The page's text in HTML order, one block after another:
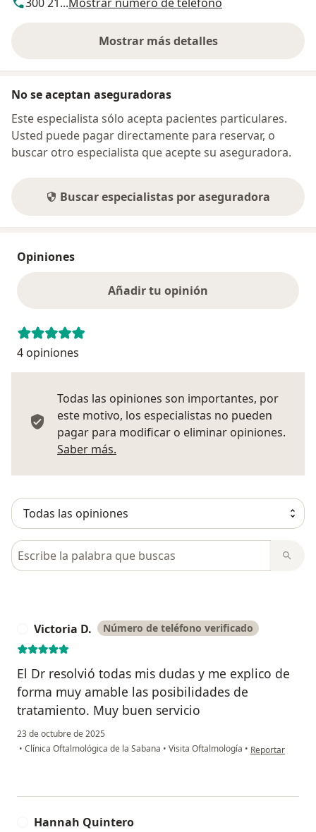
Mostrar más detalles
sobre la dirección
No se aceptan aseguradoras
Este especialista sólo acepta pacientes particulares.
Usted puede pagar directamente para reservar, o
buscar otro especialista que acepte su aseguradora.
Buscar especialistas por aseguradora
Opiniones
Añadir tu opinión
4 opiniones
Todas las opiniones son importantes, por
este motivo, los especialistas no pueden
pagar para modificar o eliminar opiniones.
Saber más.
Busca en opiniones
Victoria D. Número de teléfono verificado
El Dr resolvió todas mis dudas y me explico de
forma muy amable las posibilidades de
tratamiento. Muy buen servicio
23 de octubre de 2025
• Clínica Oftalmológica de la Sabana • Visita Oftalmología • en opinión del
Reportar
Hannah Quintero